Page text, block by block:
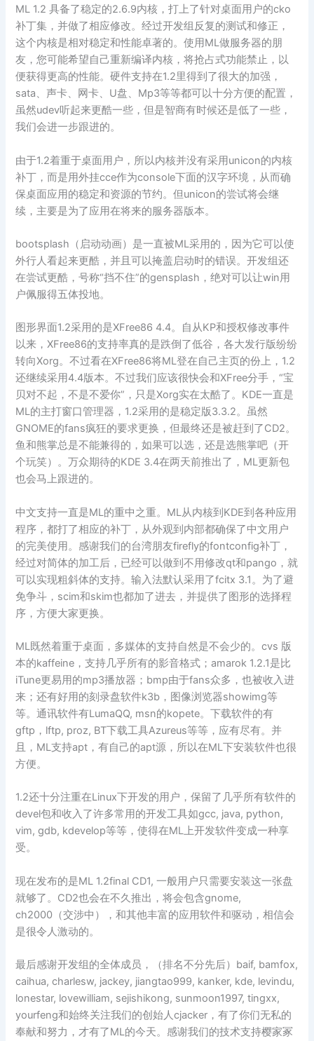
ML 1.2 具备了稳定的2.6.9内核，打上了针对桌面用户的cko
补丁集，并做了相应修改。经过开发组反复的测试和修正，
这个内核是相对稳定和性能卓著的。使用ML做服务器的朋
友，您可能希望自己重新编译内核，将抢占式功能禁止，以
便获得更高的性能。硬件支持在1.2里得到了很大的加强，
sata、声卡、网卡、U盘、Mp3等等都可以十分方便的配置，
虽然udev听起来更酷一些，但是智商有时候还是低了一些，
我们会进一步跟进的。
由于1.2着重于桌面用户，所以内核并没有采用unicon的内核
补丁，而是用外挂cce作为console下面的汉字环境，从而确
保桌面应用的稳定和资源的节约。但unicon的尝试将会继
续，主要是为了应用在将来的服务器版本。
bootsplash（启动动画）是一直被ML采用的，因为它可以使
外行人看起来更酷，并且可以掩盖启动时的错误。开发组还
在尝试更酷，号称“挡不住”的gensplash，绝对可以让win用
户佩服得五体投地。
图形界面1.2采用的是XFree86 4.4。自从KP和授权修改事件
以来，XFree86的支持率真的是跌倒了低谷，各大发行版纷纷
转向Xorg。不过看在XFree86将ML登在自己主页的份上，1.2
还继续采用4.4版本。不过我们应该很快会和XFree分手，“宝
贝对不起，不是不爱你”，只是Xorg实在太酷了。KDE一直是
ML的主打窗口管理器，1.2采用的是稳定版3.3.2。虽然
GNOME的fans疯狂的要求更换，但最终还是被赶到了CD2。
鱼和熊掌总是不能兼得的，如果可以选，还是选熊掌吧（开
个玩笑）。万众期待的KDE 3.4在两天前推出了，ML更新包
也会马上跟进的。
中文支持一直是ML的重中之重。ML从内核到KDE到各种应用
程序，都打了相应的补丁，从外观到内部都确保了中文用户
的完美使用。感谢我们的台湾朋友firefly的fontconfig补丁，
经过对简体的加工后，已经可以做到不用修改qt和pango，就
可以实现粗斜体的支持。输入法默认采用了fcitx 3.1。为了避
免争斗，scim和skim也都加了进去，并提供了图形的选择程
序，方便大家更换。
ML既然着重于桌面，多媒体的支持自然是不会少的。cvs 版
本的kaffeine，支持几乎所有的影音格式；amarok 1.2.1是比
iTune更易用的mp3播放器；bmp由于fans众多，也被收入进
来；还有好用的刻录盘软件k3b，图像浏览器showimg等
等。通讯软件有LumaQQ, msn的kopete。下载软件的有
gftp，lftp, proz, BT下载工具Azureus等等，应有尽有。并
且，ML支持apt，有自己的apt源，所以在ML下安装软件也很
方便。
1.2还十分注重在Linux下开发的用户，保留了几乎所有软件的
devel包和收入了许多常用的开发工具如gcc, java, python,
vim, gdb, kdevelop等等，使得在ML上开发软件变成一种享
受。
现在发布的是ML 1.2final CD1, 一般用户只需要安装这一张盘
就够了。CD2也会在不久推出，将会包含gnome,
ch2000（交涉中），和其他丰富的应用软件和驱动，相信会
是很令人激动的。
最后感谢开发组的全体成员，（排名不分先后）baif, bamfox,
caihua, charlesw, jackey, jiangtao999, kanker, kde, levindu,
lonestar, lovewilliam, sejishikong, sunmoon1997, tingxx,
yourfeng和始终关注我们的创始人cjacker，有了你们无私的
奉献和努力，才有了ML的今天。感谢我们的技术支持樱家冢